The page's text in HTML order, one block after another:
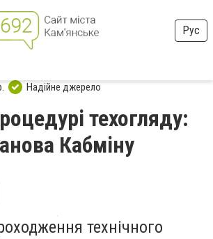
Рус
Надійне джерело
техогляду:
Кабміну
технічного